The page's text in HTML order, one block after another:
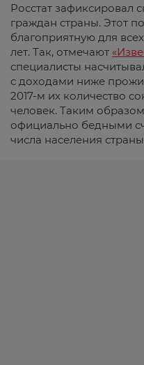
Росстат зафиксировал
граждан страны. Этот
благоприятную для
лет. Так, отмечают
специалисты
с доходами ниже
2017-м их количество
человек. Таким
официально бедными
числа населения